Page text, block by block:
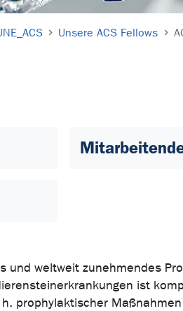
Unsere ACS Fellows
und weltweit zunehmendes
ist
prophylaktischer